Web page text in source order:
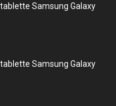
Samsung Galaxy
Samsung Galaxy